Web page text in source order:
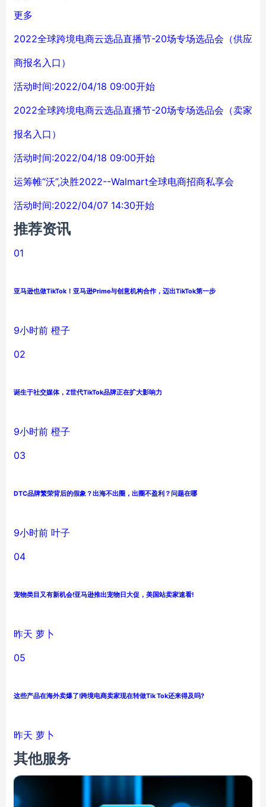
更多
2022全球跨境电商云选品直播节-20场专场选品会（供应
商报名入口）
活动时间:2022/04/18 09:00开始
2022全球跨境电商云选品直播节-20场专场选品会（卖家
报名入口）
活动时间:2022/04/18 09:00开始
运筹帷“沃”,决胜2022--Walmart全球电商招商私享会
活动时间:2022/04/07 14:30开始
推荐资讯
01
亚马逊也做TikTok！亚马逊Prime与创意机构合作，迈出TikTok第一步
9小时前 橙子
02
诞生于社交媒体，Z世代TikTok品牌正在扩大影响力
9小时前 橙子
03
DTC品牌繁荣背后的假象？出海不出圈，出圈不盈利？问题在哪
9小时前 叶子
04
宠物类目又有新机会!亚马逊推出宠物日大促，美国站卖家速看!
昨天 萝卜
05
这些产品在海外卖爆了!跨境电商卖家现在转做Tik Tok还来得及吗?
昨天 萝卜
其他服务